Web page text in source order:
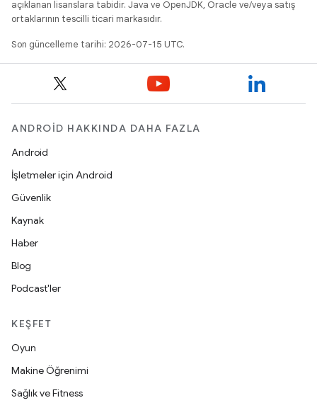
açıklanan lisanslara tabidir. Java ve OpenJDK, Oracle ve/veya satış
ortaklarının tescilli ticari markasıdır.
Son güncelleme tarihi: 2026-07-15 UTC.
ANDROID HAKKINDA DAHA FAZLA
Android
İşletmeler için Android
Güvenlik
Kaynak
Haber
Blog
Podcast'ler
KEŞFET
Oyun
Makine Öğrenimi
Sağlık ve Fitness